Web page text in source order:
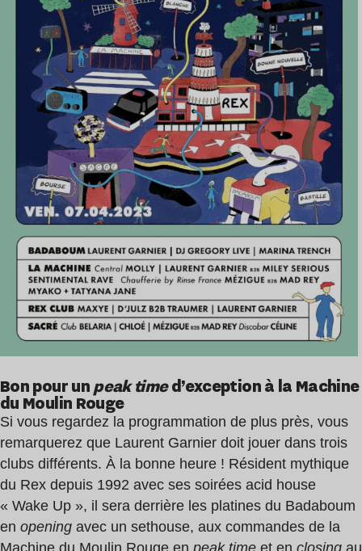
Bon pour unpeak timed’exception à la Machine
du Moulin Rouge
Si vous regardez la programmation de plus près, vous
remarquerez que Laurent Garnier doit jouer dans trois
clubs différents. À la bonne heure ! Résident mythique
du Rex depuis 1992 avec ses soirées acid house
« Wake Up », il sera derrière les platines du Badaboum
en opening avec un sethouse, aux commandes de la